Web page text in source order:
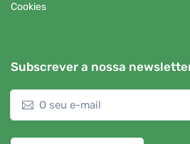
Cookies
Subscrever a nossa